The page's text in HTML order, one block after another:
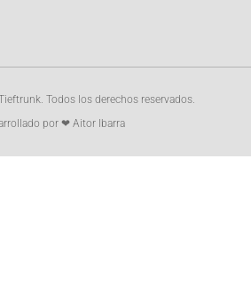
Todos los derechos reservados.
por ❤ Aitor Ibarra